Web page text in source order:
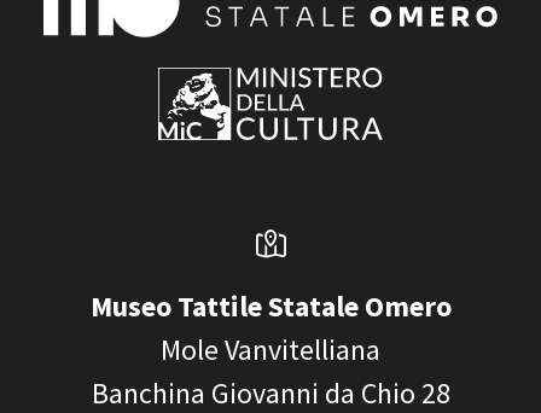
Museo Tattile Statale Omero
Mole Vanvitelliana
Banchina Giovanni da Chio 28